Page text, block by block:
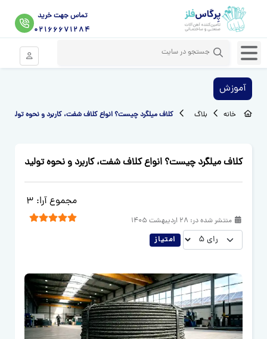
02166671284
تماس جهت خرید
ورود
آموزش
خانه بلاگ کلاف میلگرد چیست؟ انواع کلاف شفت، کاربرد و نحوه تولید
کلاف میلگرد چیست؟ انواع کلاف شفت، کاربرد و نحوه تولید
منتشر شده در:
رتبه بندی کاربر:
مجموع آرا: 3
لطفا رای دهید